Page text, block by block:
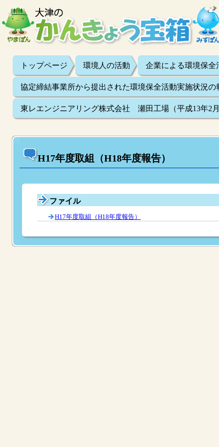
トップページ 環境人の活動 企業による環境保全
協定締結事業所から提出された環境保全活動実施状況の
東レエンジニアリング株式会社 瀬田工場（平成13年2
H17年度取組（H18年度報告）
ファイル
H17年度取組（H18年度報告）